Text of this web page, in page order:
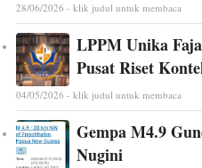
28/06/2026 - klik judul untuk membaca
LPPM Unika
Pusat Riset
04/05/2026 - klik judul untuk membaca
Gempa M4.9
Nugini